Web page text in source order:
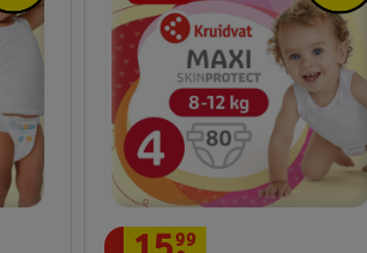
99